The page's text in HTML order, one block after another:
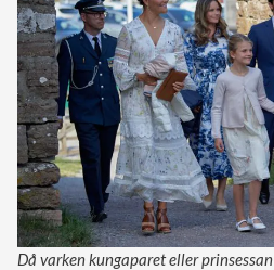
Då varken kungaparet eller